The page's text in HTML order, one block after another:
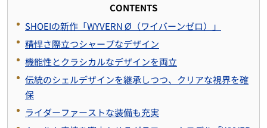
CONTENTS
SHOEIの新作「WYVERN Ø（ワイバーンゼロ）」
精悍さ際立つシャープなデザイン
機能性とクラシカルなデザインを両立
伝統のシェルデザインを継承しつつ、クリアな視界を確
保
ライダーファーストな装備も充実